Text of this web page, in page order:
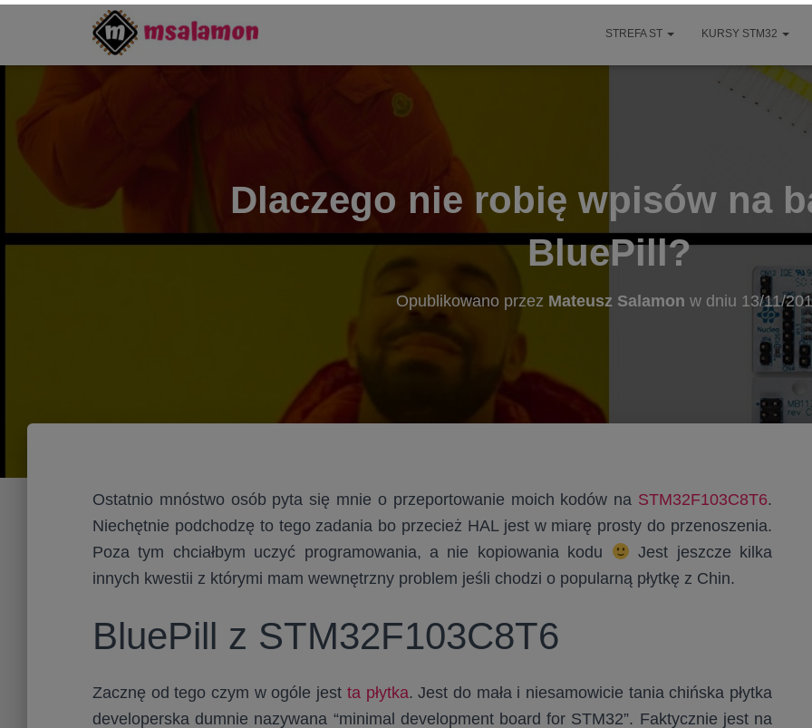
STREFA ST KURSY STM32
Dlaczego nie robię wpisów na
BluePill?
Opublikowano przez Mateusz Salamon w dniu 13/11/
Ostatnio mnóstwo osób pyta się mnie o przeportowanie moich kodów na STM32F103C8T6.
Niechętnie podchodzę to tego zadania bo przecież HAL jest w miarę prosty do przenoszenia.
Poza tym chciałbym uczyć programowania, a nie kopiowania kodu
Jest jeszcze kilka
innych kwestii z którymi mam wewnętrzny problem jeśli chodzi o popularną płytkę z Chin.
BluePill z STM32F103C8T6
Zacznę od tego czym w ogóle jest ta płytka. Jest do mała i niesamowicie tania chińska płytka
developerska dumnie nazywana “minimal development board for STM32”. Faktycznie jest na